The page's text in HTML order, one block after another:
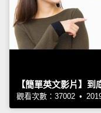
【簡單英文影片】
觀看次數：37002 •